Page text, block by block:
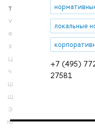
Т
У
Ф
Х
Ц
Ч
Ш
Щ
Э
Ю
+7 (495)
27581